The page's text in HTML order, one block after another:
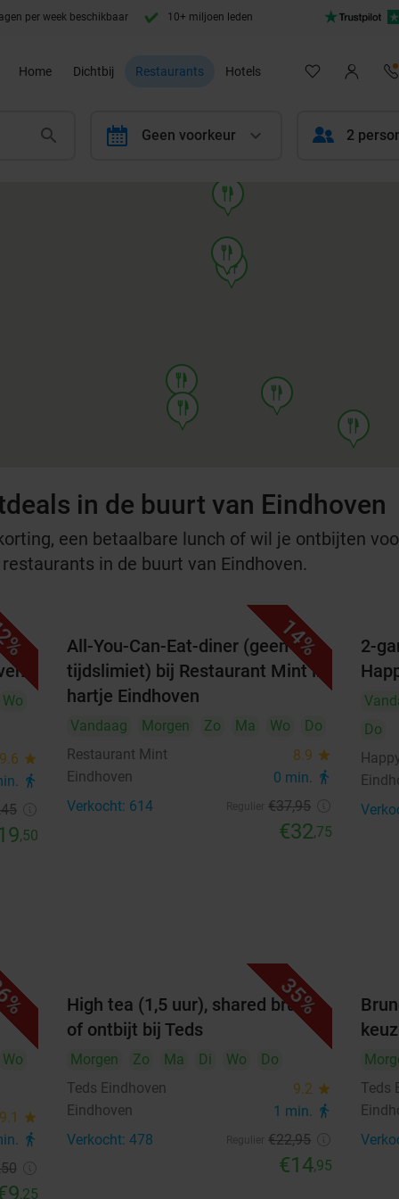
per week beschikbaar 10+ miljoen leden
Home Dichtbij Restaurants Hotels
calendar Geen voorkeur 2
food
food
food
food
food
food
food
in de buurt van Eindhoven
een betaalbare lunch of wil je ontbijten
in de buurt van Eindhoven.
Wo
9.6 star
directions_walk
,50
14%
All-You-Can-Eat-diner (geen
tijdslimiet) bij Restaurant Mint in
hartje Eindhoven
Vandaag Morgen Zo Ma Wo
Do
Restaurant Mint
8.9 star
Eindhoven 0 min. directions_walk
Verkocht: 614 €37,95
€32,75
2-
Do
Wo
9.1 star
directions_walk
,25
35%
High tea (1,5 uur), shared brunch
of ontbijt bij Teds
Morgen Zo Ma Di Wo
Do
Teds Eindhoven
9.2 star
Eindhoven 1 min. directions_walk
Verkocht: 478 €22,95
€14,95
Teds